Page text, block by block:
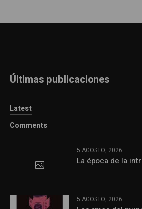
Últimas publicaciones
Latest
Comments
5 AGOSTO, 2026
La época de la
5 AGOSTO, 2026